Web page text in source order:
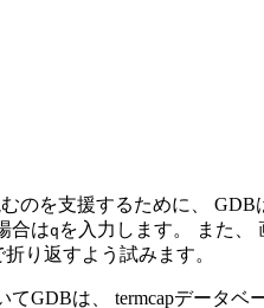
を支援するために、
合はq を入力します。 また、
り返すよう試みます。
GDBは、 termcapデータベ